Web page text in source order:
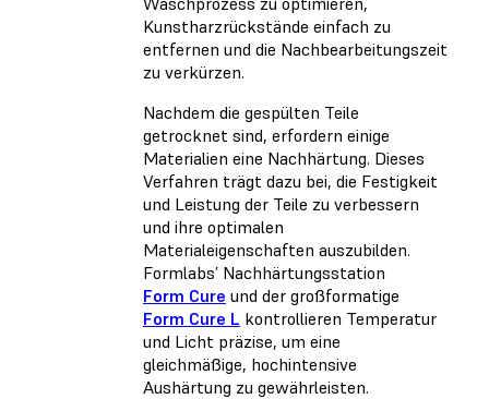
Kunstharzrückstände einfach zu
entfernen und die Nachbearbeitungszeit
zu verkürzen.
Nachdem die gespülten Teile
getrocknet sind, erfordern einige
Materialien eine Nachhärtung. Dieses
Verfahren trägt dazu bei, die Festigkeit
und Leistung der Teile zu verbessern
und ihre optimalen
Materialeigenschaften auszubilden.
Formlabs’ Nachhärtungsstation
Form Cure und der großformatige
Form Cure L kontrollieren Temperatur
und Licht präzise, um eine
gleichmäßige, hochintensive
Aushärtung zu gewährleisten.